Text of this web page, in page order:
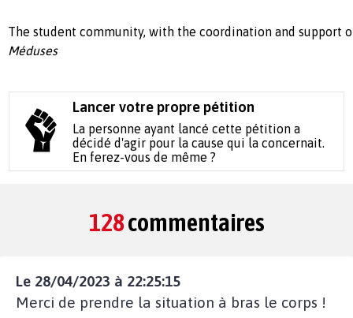
The student community, with the coordination and support
Méduses
Lancer votre propre pétition
La personne ayant lancé cette pétition a
décidé d'agir pour la cause qui la concernait.
En ferez-vous de même ?
128commentaires
Le 28/04/2023 à 22:25:15
Merci de prendre la situation à bras le corps !